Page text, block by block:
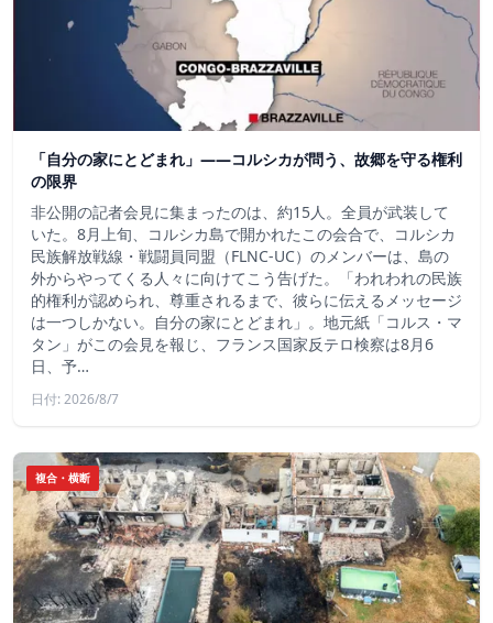
「自分の家にとどまれ」——コルシカが問う、故郷を守る権利
の限界
非公開の記者会見に集まったのは、約15人。全員が武装して
いた。8月上旬、コルシカ島で開かれたこの会合で、コルシカ
民族解放戦線・戦闘員同盟（FLNC-UC）のメンバーは、島の
外からやってくる人々に向けてこう告げた。「われわれの民族
的権利が認められ、尊重されるまで、彼らに伝えるメッセージ
は一つしかない。自分の家にとどまれ」。地元紙「コルス・マ
タン」がこの会見を報じ、フランス国家反テロ検察は8月6
日、予…
日付: 2026/8/7
複合・横断